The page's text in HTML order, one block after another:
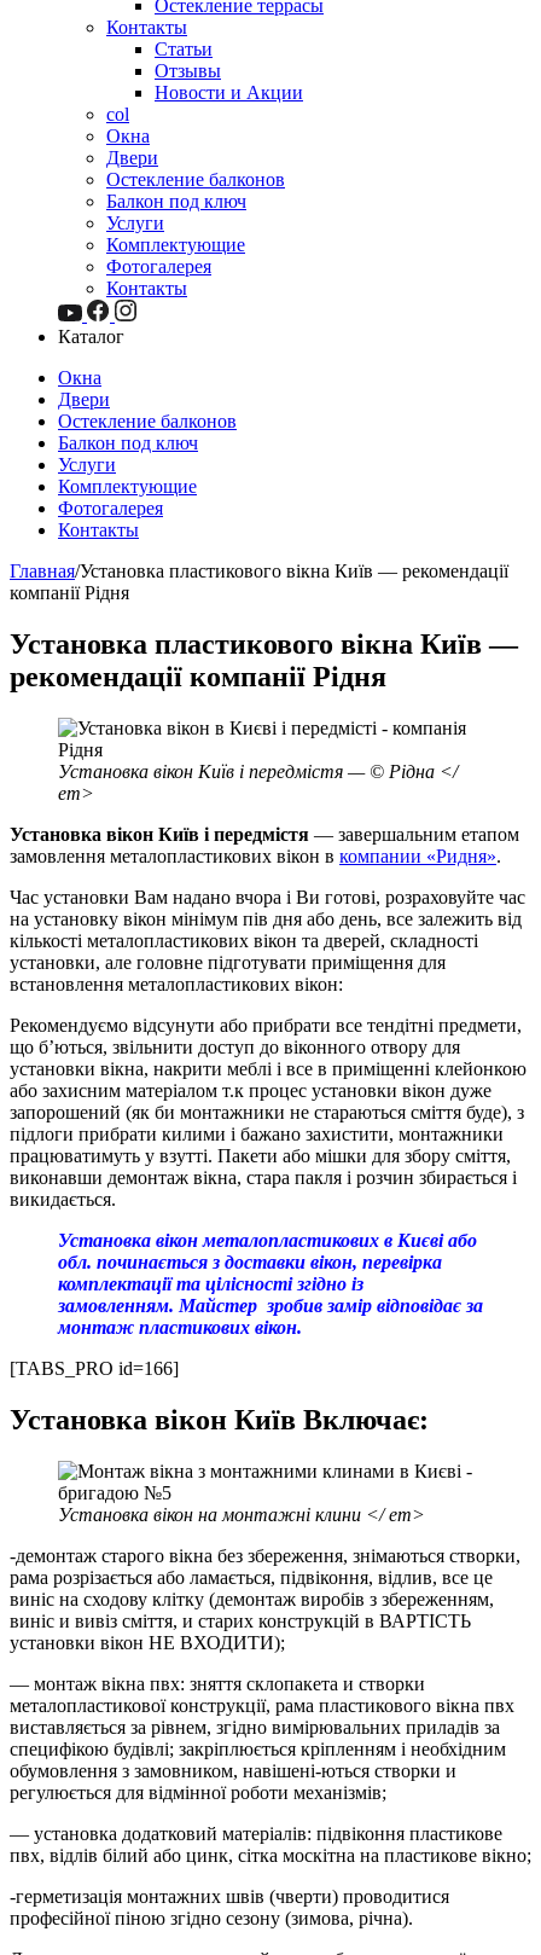
Остекление террасы
Контакты
Статьи
Отзывы
Новости и Акции
col
Окна
Двери
Остекление балконов
Балкон под ключ
Услуги
Комплектующие
Фотогалерея
Контакты
Каталог
Окна
Двери
Остекление балконов
Балкон под ключ
Услуги
Комплектующие
Фотогалерея
Контакты
Главная/Установка пластикового вікна Київ — рекомендації
компанії Рідня
Установка пластикового вікна Київ —
рекомендації компанії Рідня
Установка вікон Київ і передмістя — © Рідна </
em>
Установка вікон Київ і передмістя — завершальним етапом
замовлення металопластикових вікон в компании «Ридня».
Час установки Вам надано вчора і Ви готові, розраховуйте час
на установку вікон мінімум пів дня або день, все залежить від
кількості металопластикових вікон та дверей, складності
установки, але головне підготувати приміщення для
встановлення металопластикових вікон:
Рекомендуємо відсунути або прибрати все тендітні предмети,
що б’ються, звільнити доступ до віконного отвору для
установки вікна, накрити меблі і все в приміщенні клейонкою
або захисним матеріалом т.к процес установки вікон дуже
запорошений (як би монтажники не стараються сміття буде), з
підлоги прибрати килими і бажано захистити, монтажники
працюватимуть у взутті. Пакети або мішки для збору сміття,
виконавши демонтаж вікна, стара пакля і розчин збирається і
викидається.
Установка вікон металопластикових в Києві або
обл. починається з доставки вікон, перевірка
комплектації та цілісності згідно із
замовленням. Майстер зробив замір відповідає за
монтаж пластикових вікон.
[TABS_PRO id=166]
Установка вікон Київ Включає:
Установка вікон на монтажні клини </ em>
-демонтаж старого вікна без збереження, знімаються створки,
рама розрізається або ламається, підвіконня, відлив, все це
виніс на сходову клітку (демонтаж виробів з збереженням,
виніс и вивіз сміття, и старих конструкцій в ВАРТІСТЬ
установки вікон НЕ ВХОДИТИ);
— монтаж вікна пвх: зняття склопакета и створки
металопластикової конструкції, рама пластикового вікна пвх
виставляється за рівнем, згідно вимірювальних приладів за
специфікою будівлі; закріплюється кріпленням і необхідним
обумовлення з замовником, навішені-ються створки и
регулюється для відмінної роботи механізмів;
— установка додатковий матеріалів: підвіконня пластикове
пвх, відлів білий або цинк, сітка москітна на пластикове вікно;
-герметизація монтажних швів (чверти) проводитися
професійної піною згідно сезону (зимова, річна).